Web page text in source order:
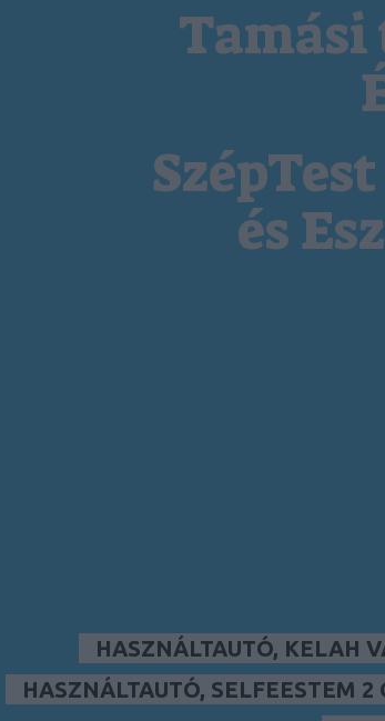
és
HASZNÁLTAUTÓ, KELAH
HASZNÁLTAUTÓ, SELFEESTEM 2